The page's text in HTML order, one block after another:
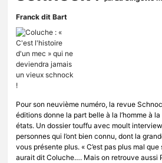
Franck dit Bart
Pour son neuvième numéro, la revue
éditions donne la part belle à la l’homme à
états. Un dossier touffu avec moult
personnes qui l’ont bien connu, dont la
vous présente plus. « C’est pas plus mal que
aurait dit Coluche…. Mais on retrouve aussi